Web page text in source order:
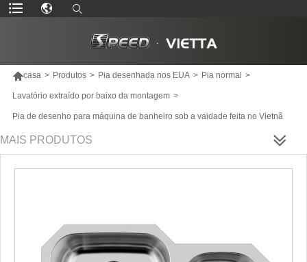
casa > Produtos > Pia desenhada nos EUA > Pia normal >
Lavatório extraído por baixo da montagem >
Pia de desenho para máquina de banheiro sob a vaidade feita no Vietnã
MAIS PRODUTOS